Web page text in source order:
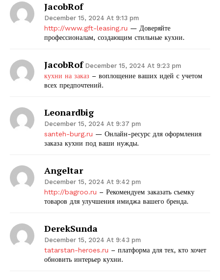
JacobRof
December 15, 2024 At 9:13 pm
http://www.gft-leasing.ru — Доверяйте
профессионалам, создающим стильные кухни.
JacobRof December 15, 2024 At 9:23 pm
кухни на заказ – воплощение ваших идей с учетом
всех предпочтений.
Leonardbig
December 15, 2024 At 9:37 pm
santeh-burg.ru — Онлайн-ресурс для оформления
заказа кухни под ваши нужды.
Angeltar
December 15, 2024 At 9:42 pm
http://bagroo.ru – Рекомендуем заказать съемку
товаров для улучшения имиджа вашего бренда.
DerekSunda
December 15, 2024 At 9:43 pm
tatarstan-heroes.ru – платформа для тех, кто хочет
обновить интерьер кухни.